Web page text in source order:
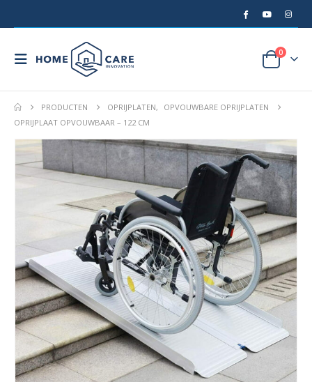
0
PRODUCTEN OPRIJPLATEN,
OPVOUWBARE OPRIJPLATEN
OPRIJPLAAT OPVOUWBAAR – 122 CM